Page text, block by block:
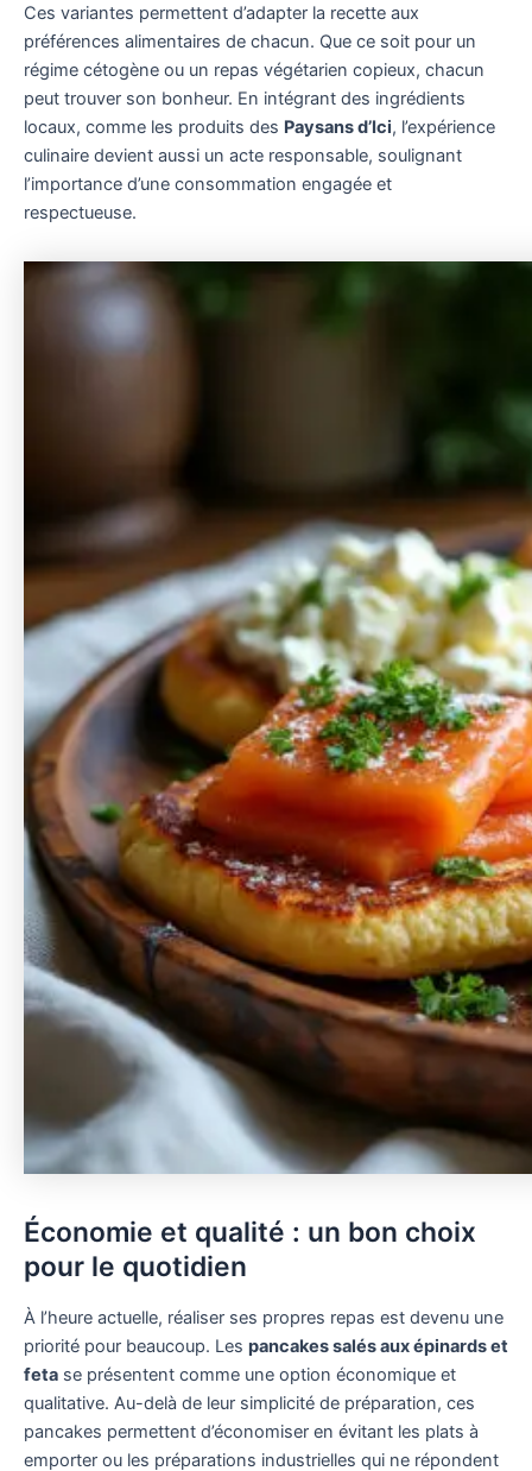
Ces variantes permettent d’adapter la recette aux
préférences alimentaires de chacun. Que ce soit pour un
régime cétogène ou un repas végétarien copieux, chacun
peut trouver son bonheur. En intégrant des ingrédients
locaux, comme les produits des Paysans d’Ici, l’expérience
culinaire devient aussi un acte responsable, soulignant
l’importance d’une consommation engagée et
respectueuse.
Économie et qualité : un bon choix
pour le quotidien
À l’heure actuelle, réaliser ses propres repas est devenu une
priorité pour beaucoup. Les pancakes salés aux épinards et
feta se présentent comme une option économique et
qualitative. Au-delà de leur simplicité de préparation, ces
pancakes permettent d’économiser en évitant les plats à
emporter ou les préparations industrielles qui ne répondent